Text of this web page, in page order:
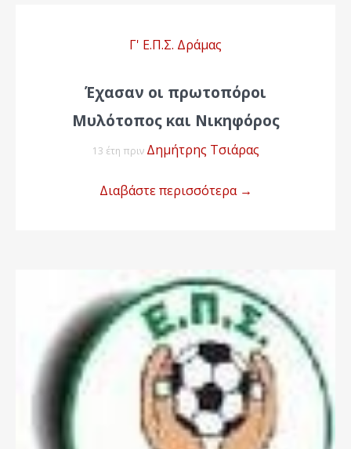
Γ' Ε.Π.Σ. Δράμας
Έχασαν οι πρωτοπόροι
Μυλότοπος και Νικηφόρος
13 έτη πριν Δημήτρης Τσιάρας
Διαβάστε περισσότερα →